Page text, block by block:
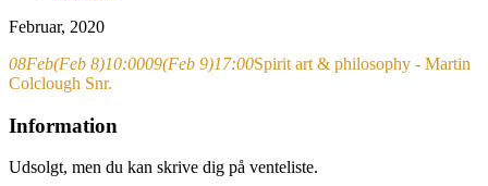
Februar, 2020
08Feb(Feb 8)10:0009(Feb 9)17:00Spirit art & philosophy - Martin
Colclough Snr.
Information
Udsolgt, men du kan skrive dig på venteliste.